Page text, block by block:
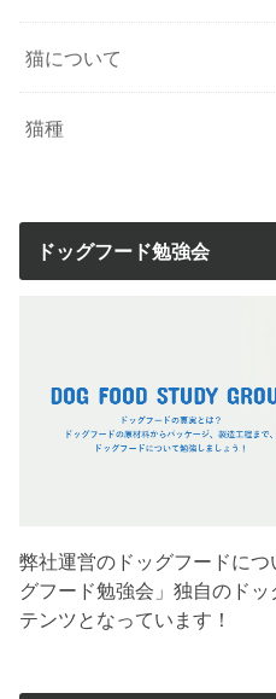
猫について
猫種
ドッグフード勉強会
弊社運営のドッグフードに
グフード勉強会」独自のド
テンツとなっています！